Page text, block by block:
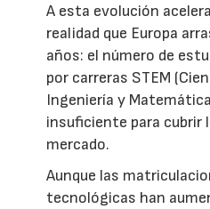
A esta evolución
realidad que Europa
años: el número de
por carreras STEM
Ingeniería y
insuficiente para cubrir
mercado.
Aunque las
tecnológicas han